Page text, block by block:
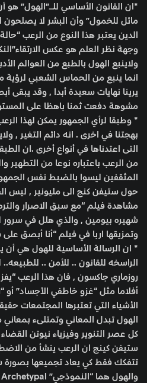
*ان القانون الأساسي للــــــ”الهول”
مائل للخمول” وأن البشر لا
الدين يعتبر هذا النوع من الرعب
وجهة نظر العلم هو عكس
ولاينبع الهول بالطبع من العوالم
انما ينبع من الحماس الشعبي لرؤية
يرينا نهايات سعيدة أبدا , وقد يبقى
مشوهة دفعت ثمنا باهظا على
* وطبقا لرأي الجمهور يمكن لهذا
بهجتنا في اخرى . انه دائم التغير ,
التى اعتدناها في أنواع أخرى .ان
من الرعب باعتباره نوعا من التطهير
المثقفين ليسوا بالضبط نفس
حول ستيفن كنج الى مليونير , ليس
مشاهدة فيلم “مع سبق الاصرار
شهيره بيومين , والذي هلل في
وتمزيقها اربا في فيلم “أنا أبصق
* ان الرسالة الأساسية للهول هي أن
الراسخه للقانون .. للأمن ..
روزماري جاكسون , فان هذا الرعب
أفلاما مثل “غزو خاطفي الأجساد”
الأشياء التي تعتبرها المجتمعات
الهول تبدل المعاني وتمتلىء
كل عصر التنوير وفيزياء نيوتن
ستيفن كينج ان الرعب ينشأ من
تتفكك فقط كي يعاد تجميعها